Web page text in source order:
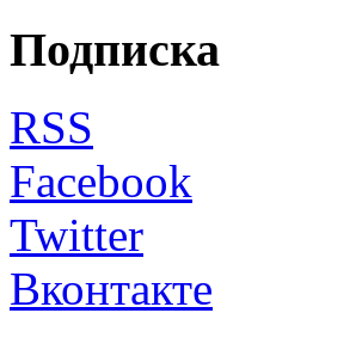
Подписка
RSS
Facebook
Twitter
Вконтакте